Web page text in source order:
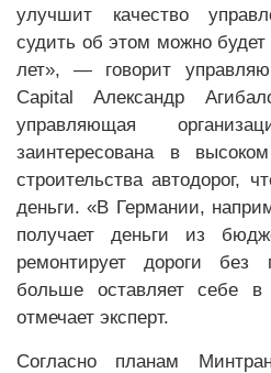
улучшит качество
судить об этом можно будет
лет», — говорит
Capital Александр
управляющая
заинтересована в
строительства автодорог,
деньги. «В Германии,
получает деньги из
ремонтирует дороги без
больше оставляет себе
отмечает эксперт.
Согласно планам